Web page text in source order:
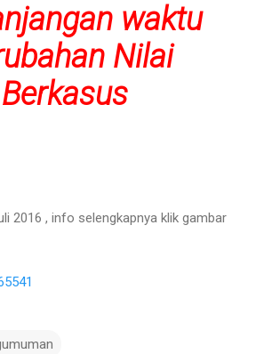
waktu
Nilai
Berkasus
2016 , info selengkapnya klik gambar